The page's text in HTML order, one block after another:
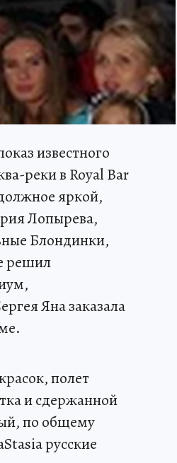
известного
реки в Royal Bar
яркой,
Лопырева,
Блондинки,
решил
Яна заказала
полет
и сдержанной
по общему
русские